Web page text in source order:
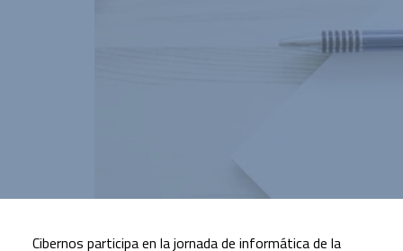
Cibernos participa en la jornada de informática de la